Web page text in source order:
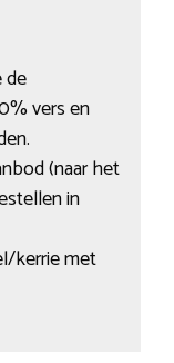
vers en
(naar het
in
kerrie met